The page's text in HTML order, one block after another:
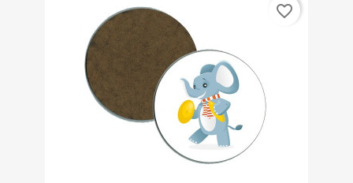
favorite_border